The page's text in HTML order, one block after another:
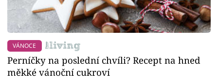
VÁNOCE
Perníčky na poslední chvíli? Recept na hned
měkké vánoční cukroví